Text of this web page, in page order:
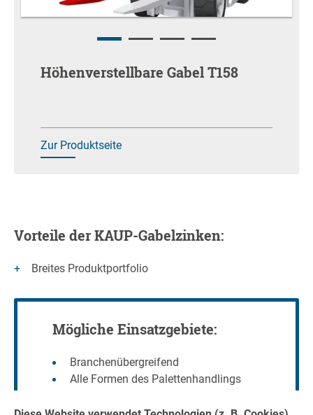
Höhenverstellbare Gabel T158
Zur Produktseite
Vorteile der KAUP-Gabelzinken:
Breites Produktportfolio
Mögliche Einsatzgebiete:
Branchenübergreifend
Alle Formen des Palettenhandlings